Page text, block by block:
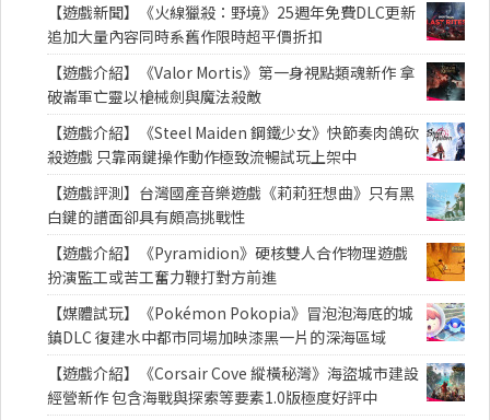
【遊戲新聞】《火線獵殺：野境》25週年免費DLC更新
追加大量內容同時系舊作限時超平價折扣
【遊戲介紹】《Valor Mortis》第一身視點類魂新作 拿
破崙軍亡靈以槍械劍與魔法殺敵
【遊戲介紹】《Steel Maiden 鋼鐵少女》快節奏肉鴿砍
殺遊戲 只靠兩鍵操作動作極致流暢試玩上架中
【遊戲評測】台灣國產音樂遊戲《莉莉狂想曲》只有黑
白鍵的譜面卻具有頗高挑戰性
【遊戲介紹】《Pyramidion》硬核雙人合作物理遊戲
扮演監工或苦工奮力鞭打對方前進
【媒體試玩】《Pokémon Pokopia》冒泡泡海底的城
鎮DLC 復建水中都市同場加映漆黑一片的深海區域
【遊戲介紹】《Corsair Cove 縱橫秘灣》海盜城市建設
經營新作 包含海戰與探索等要素1.0版極度好評中